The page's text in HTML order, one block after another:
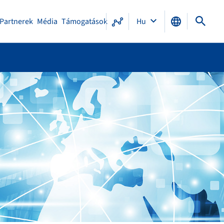
Partnerek Média Támogatások Hu